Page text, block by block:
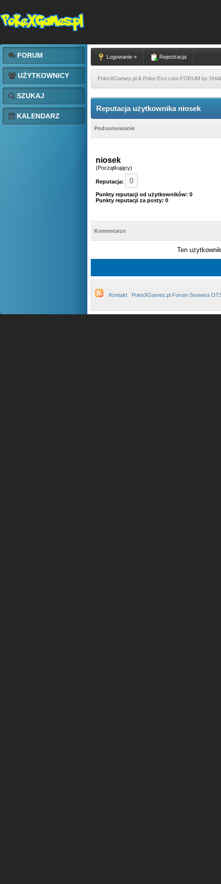
FORUM
UŻYTKOWNICY
SZUKAJ
KALENDARZ
Logowanie » Rejestracja
PokeXGames.pl & Poke-Evo.com FORUM by
Reputacja użytkownika niosek
Podsumowanie
niosek
(Początkujący)
Reputacja: 0
Punkty reputacji od użytkowników: 0
Punkty reputacji za posty: 0
Komentarze
Ten
Kontakt PokeXGames.pl Forum Serwera